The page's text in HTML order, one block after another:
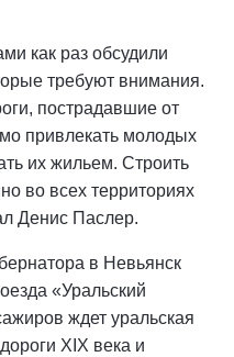
как раз обсудили
требуют внимания.
пострадавшие от
привлекать молодых
их жильем. Строить
во всех территориях
Денис Паслер.
в Невьянск
«Уральский
ждет уральская
XIX века и